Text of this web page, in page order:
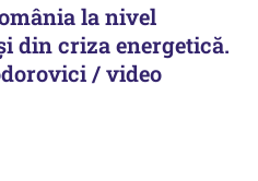
la nivel
din criza energetică.
/ video